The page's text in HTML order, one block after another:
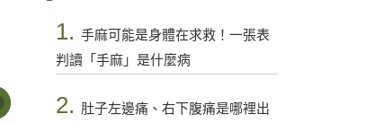
1. 手麻可能是身體在求救！一張表
判讀「手麻」是什麼病
2. 肚子左邊痛、右下腹痛是哪裡出